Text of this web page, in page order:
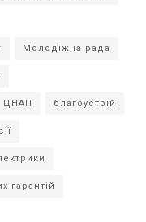
Молодіжна рада
ЦНАП благоустрій
гарантій